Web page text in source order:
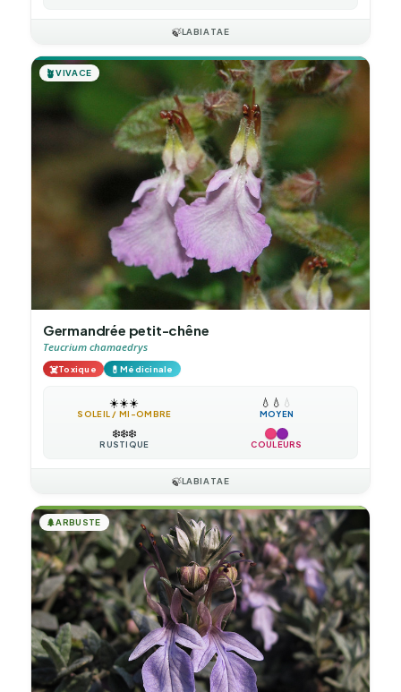
🍃LABIATAE
🪴VIVACE
Germandrée petit-chêne
Teucrium chamaedrys
☠️Toxique 💊Médicinale
☀️☀️☀️
SOLEIL / MI-OMBRE
💧 💧 💧
MOYEN
❄️❄️❄️
RUSTIQUE COULEURS
🍃LABIATAE
🌲ARBUSTE